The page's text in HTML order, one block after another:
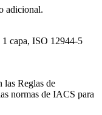
adicional.
capa, ISO 12944-5
las Reglas de
normas de IACS para